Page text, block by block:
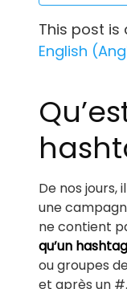
This post is
English (
De nos jours,
une
ne contient
qu’un
ou groupes
et après un